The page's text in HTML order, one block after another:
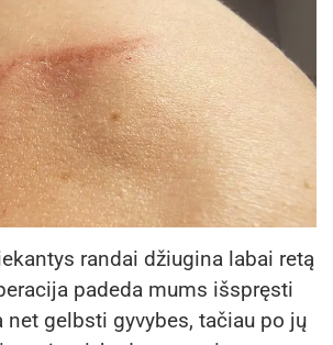
randai džiugina labai retą
padeda mums išspręsti
net gelbsti gyvybes, tačiau po jų